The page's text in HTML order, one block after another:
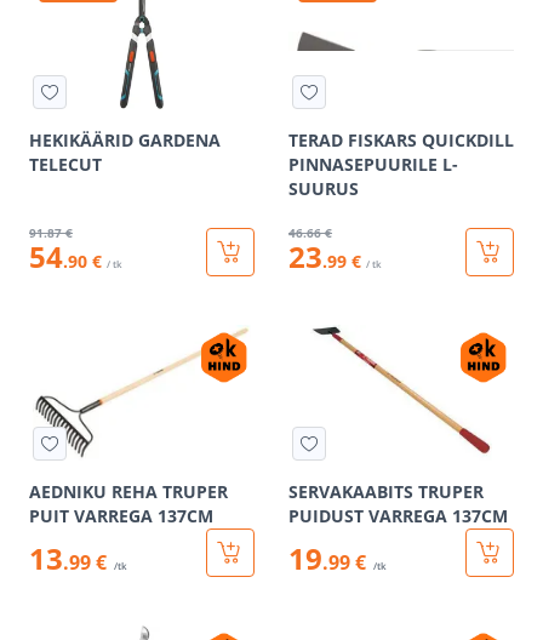
HEKIKÄÄRID GARDENA
TELECUT
91.87 €
54.90 € / tk
TERAD FISKARS QUICKDILL
PINNASEPUURILE L-
SUURUS
46.66 €
23.99 € / tk
AEDNIKU REHA TRUPER
PUIT VARREGA 137CM
13.99 € /tk
SERVAKAABITS TRUPER
PUIDUST VARREGA 137CM
19.99 € /tk